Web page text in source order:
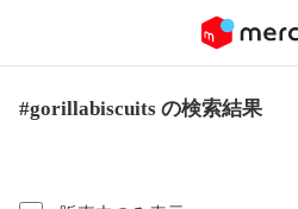
#gorillabiscuits の検索結果